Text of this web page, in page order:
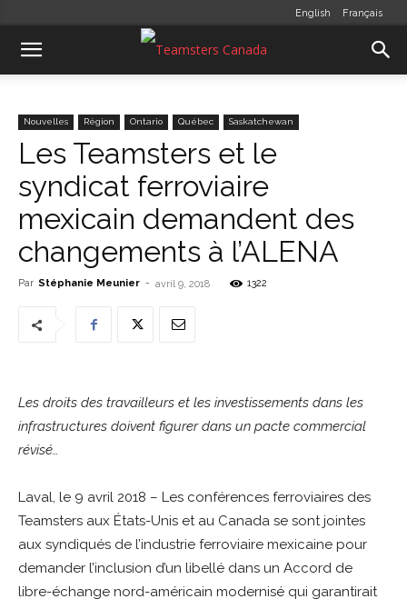
English Français
Nouvelles Région Ontario Québec Saskatchewan
Les Teamsters et le
syndicat ferroviaire
mexicain demandent des
changements à l’ALENA
Par Stéphanie Meunier - avril 9, 2018 1322
Les droits des travailleurs et les investissements dans les
infrastructures doivent figurer dans un pacte commercial
révisé…
Laval, le 9 avril 2018 – Les conférences ferroviaires des
Teamsters aux États-Unis et au Canada se sont jointes
aux syndiqués de l’industrie ferroviaire mexicaine pour
demander l’inclusion d’un libellé dans un Accord de
libre-échange nord-américain modernisé qui garantirait